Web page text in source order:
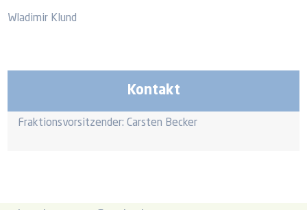
Wladimir Klund
Kontakt
Fraktionsvorsitzender: Carsten Becker